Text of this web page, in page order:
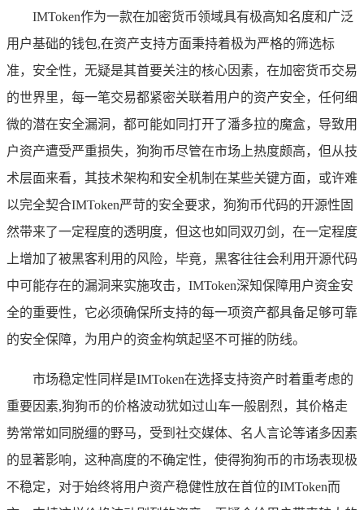
IMToken作为一款在加密货币领域具有极高知名度和广泛
用户基础的钱包,在资产支持方面秉持着极为严格的筛选标
准，安全性，无疑是其首要关注的核心因素，在加密货币交易
的世界里，每一笔交易都紧密关联着用户的资产安全，任何细
微的潜在安全漏洞，都可能如同打开了潘多拉的魔盒，导致用
户资产遭受严重损失，狗狗币尽管在市场上热度颇高，但从技
术层面来看，其技术架构和安全机制在某些关键方面，或许难
以完全契合IMToken严苛的安全要求，狗狗币代码的开源性固
然带来了一定程度的透明度，但这也如同双刃剑，在一定程度
上增加了被黑客利用的风险，毕竟，黑客往往会利用开源代码
中可能存在的漏洞来实施攻击，IMToken深知保障用户资金安
全的重要性，它必须确保所支持的每一项资产都具备足够可靠
的安全保障，为用户的资金构筑起坚不可摧的防线。
市场稳定性同样是IMToken在选择支持资产时着重考虑的
重要因素,狗狗币的价格波动犹如过山车一般剧烈，其价格走
势常常如同脱缰的野马，受到社交媒体、名人言论等诸多因素
的显著影响，这种高度的不确定性，使得狗狗币的市场表现极
不稳定，对于始终将用户资产稳健性放在首位的IMToken而